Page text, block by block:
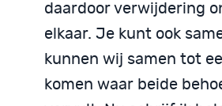
daardoor verwijdering
elkaar. Je kunt ook
kunnen wij samen tot
komen waar beide